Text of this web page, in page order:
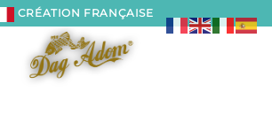
CRÉATION FRANÇAISE